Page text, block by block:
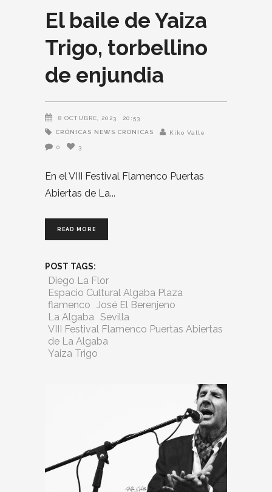
El baile de Yaiza
Trigo, torbellino
de enjundia
8 OCTUBRE, 2023 20:53
CRÓNICAS NEWS CRONICAS Kiko Valle
0 3
En el VIII Festival Flamenco Puertas
Abiertas de La
READ MORE
POST TAGS:
Diego La Flor
Espacio Cultural Algaba Plaza
flamenco José El Berenjeno
La Algaba Sevilla
VIII Festival Flamenco Puertas Abiertas
de La Algaba
Yaiza Trigo